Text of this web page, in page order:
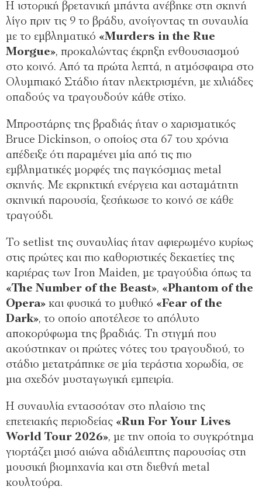
Η ιστορική βρετανική μπάντα ανέβηκε στη σκηνή
λίγο πριν τις 9 το βράδυ, ανοίγοντας τη συναυλία
με το εμβληματικό «Murders in the Rue
Morgue», προκαλώντας έκρηξη ενθουσιασμού
στο κοινό. Από τα πρώτα λεπτά, η ατμόσφαιρα στο
Ολυμπιακό Στάδιο ήταν ηλεκτρισμένη, με χιλιάδες
οπαδούς να τραγουδούν κάθε στίχο.
Μπροστάρης της βραδιάς ήταν ο χαρισματικός
Bruce Dickinson, ο οποίος στα 67 του χρόνια
απέδειξε ότι παραμένει μία από τις πιο
εμβληματικές μορφές της παγκόσμιας metal
σκηνής. Με εκρηκτική ενέργεια και ασταμάτητη
σκηνική παρουσία, ξεσήκωσε το κοινό σε κάθε
τραγούδι.
Το setlist της συναυλίας ήταν αφιερωμένο κυρίως
στις πρώτες και πιο καθοριστικές δεκαετίες της
καριέρας των Iron Maiden, με τραγούδια όπως τα
«The Number of the Beast», «Phantom of the
Opera» και φυσικά το μυθικό «Fear of the
Dark», το οποίο αποτέλεσε το απόλυτο
αποκορύφωμα της βραδιάς. Τη στιγμή που
ακούστηκαν οι πρώτες νότες του τραγουδιού, το
στάδιο μετατράπηκε σε μία τεράστια χορωδία, σε
μια σχεδόν μυσταγωγική εμπειρία.
Η συναυλία εντασσόταν στο πλαίσιο της
επετειακής περιοδείας «Run For Your Lives
World Tour 2026», με την οποία το συγκρότημα
γιορτάζει μισό αιώνα αδιάλειπτης παρουσίας στη
μουσική βιομηχανία και στη διεθνή metal
κουλτούρα.